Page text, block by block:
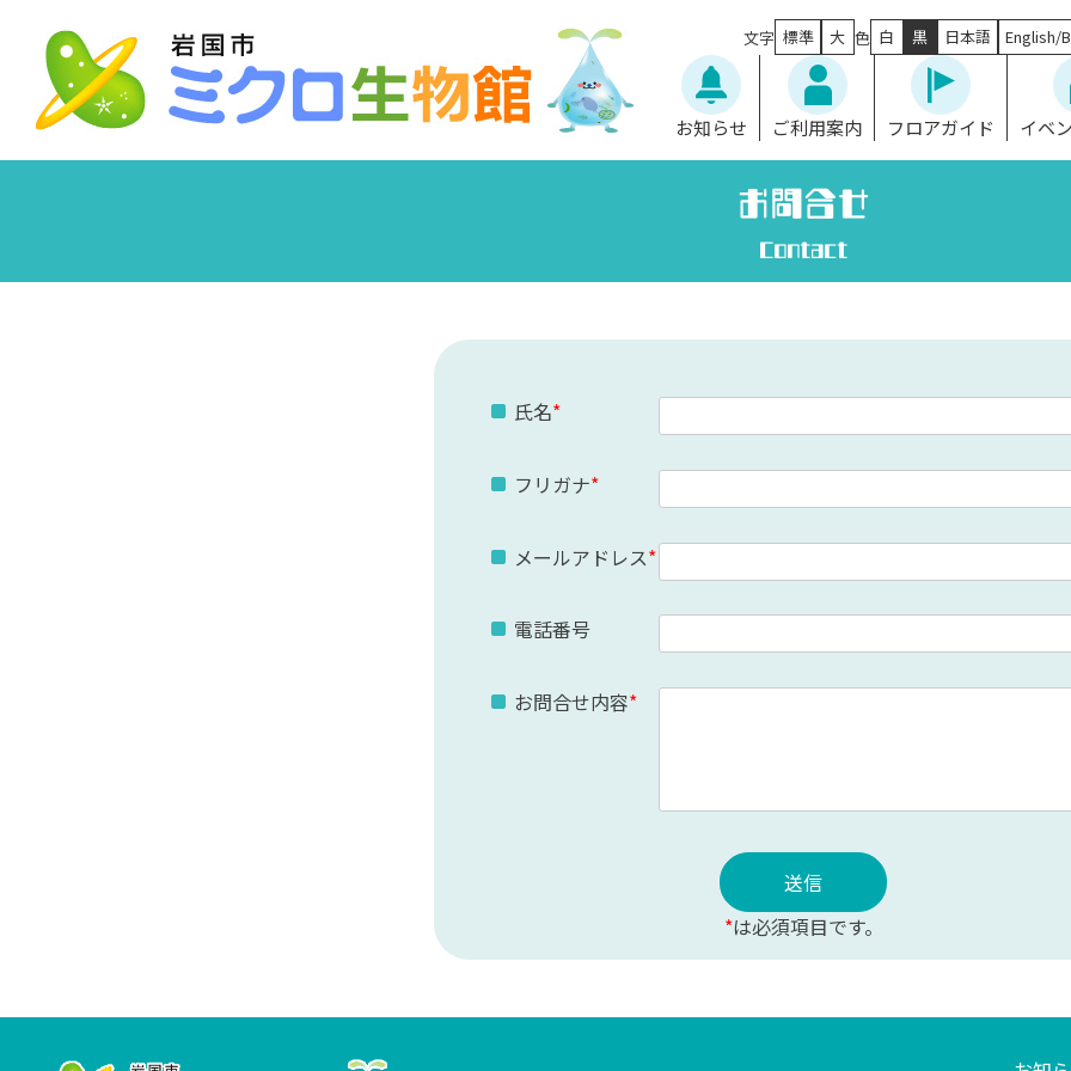
content
文字 標準 大 色 白 黒 日本語 English/
お知らせ ご利用案内 フロアガイド イベ
お問合せ
Contact
氏名
フリガナ
メールアドレス
電話番号
お問合せ内容
*は必須項目です。